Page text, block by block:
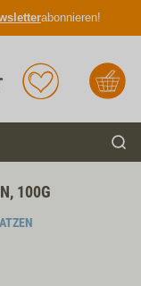
abonnieren!
Merkliste Warenkorb
100G